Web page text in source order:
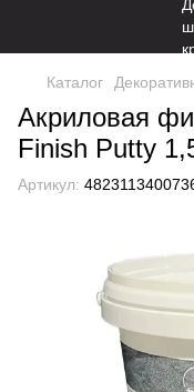
Каталог
Акриловая
Finish Putty
Артикул: